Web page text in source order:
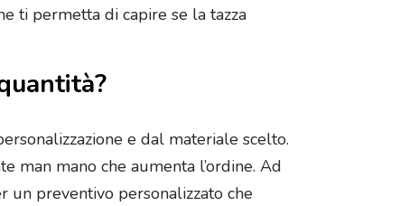
ti permetta di capire se la tazza
e dal materiale scelto.
man mano che aumenta l’ordine. Ad
un preventivo personalizzato che